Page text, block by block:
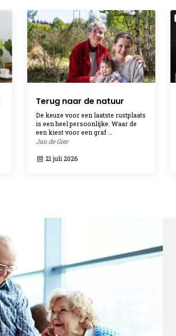
Terug naar de natuur
De keuze voor een laatste rustplaats
is een heel persoonlijke. Waar de
een kiest voor een graf …
Jan de Gier
21 juli 2026